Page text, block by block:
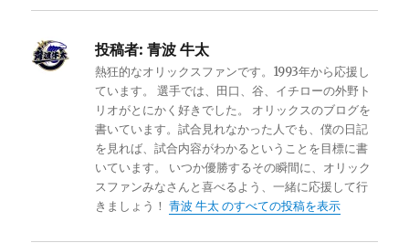
投稿者: 青波 牛太
熱狂的なオリックスファンです。1993年から応援し
ています。 選手では、田口、谷、イチローの外野ト
リオがとにかく好きでした。 オリックスのブログを
書いています。試合見れなかった人でも、僕の日記
を見れば、試合内容がわかるということを目標に書
いています。 いつか優勝するその瞬間に、オリック
スファンみなさんと喜べるよう、一緒に応援して行
きましょう！青波 牛太 のすべての投稿を表示